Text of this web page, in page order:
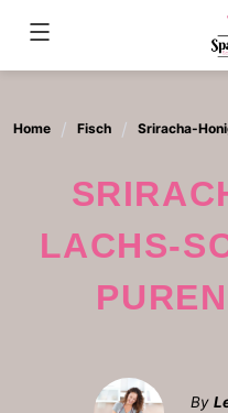
content
Home Fisch Sriracha-
SRIRACHA-HONIG-
LACHS-
By